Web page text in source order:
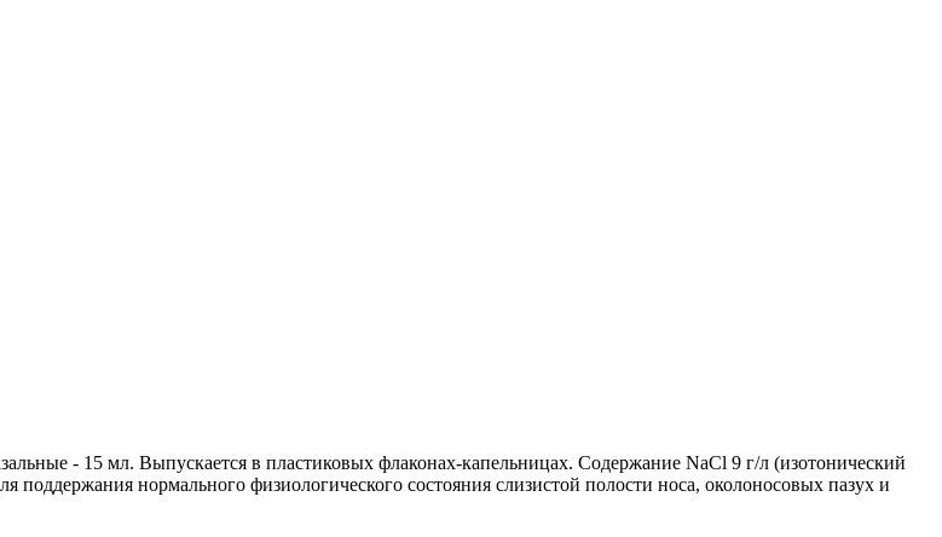
- 15 мл. Выпускается в пластиковых флаконах-капельницах. Содержание NaCl 9 г/л (изотонический
нормального физиологического состояния слизистой полости носа, околоносовых пазух и